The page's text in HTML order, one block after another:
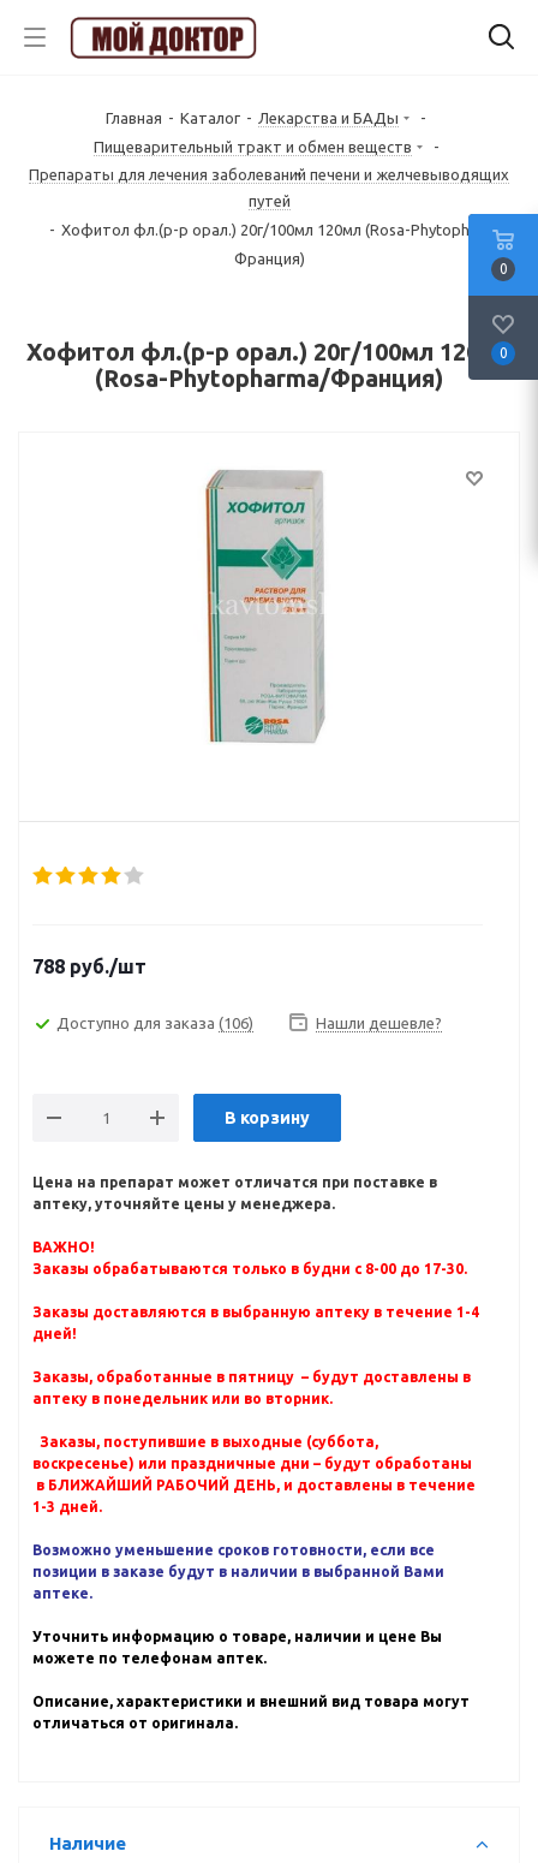
Главная - Каталог - Лекарства и БАДы
-
Пищеварительный тракт и обмен веществ
-
Препараты для лечения заболеваний печени и желчевыводящих
путей
- Хофитол фл.(р-р орал.) 20г/100мл 120мл (Rosa-Phytopharma/
Франция)
Хофитол фл.(р-р орал.) 20г/100мл 120мл
(Rosa-Phytopharma/Франция)
788 руб./шт
Доступно для заказа (106) Нашли дешевле?
В корзину
Цена на препарат может отличатся при поставке в
аптеку, уточняйте цены у менеджера.
ВАЖНО!
Заказы обрабатываются только в будни с 8-00 до 17-30.
Заказы доставляются в выбранную аптеку в течение 1-4
дней!
Заказы, обработанные в пятницу – будут доставлены в
аптеку в понедельник или во вторник.
Заказы, поступившие в выходные (суббота,
воскресенье) или праздничные дни – будут обработаны
в БЛИЖАЙШИЙ РАБОЧИЙ ДЕНЬ, и доставлены в течение
1-3 дней.
Возможно уменьшение сроков готовности, если все
позиции в заказе будут в наличии в выбранной Вами
аптеке.
Уточнить информацию о товаре, наличии и цене Вы
можете по телефонам аптек.
Описание, характеристики и внешний вид товара могут
отличаться от оригинала.
Наличие
0
0